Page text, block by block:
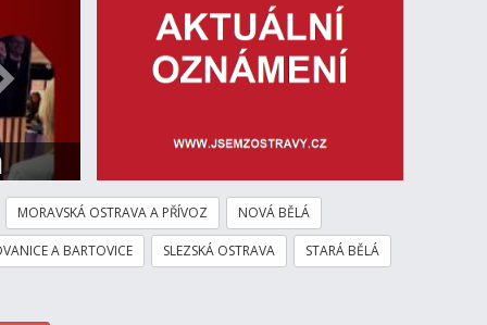
MORAVSKÁ OSTRAVA A PŘÍVOZ NOVÁ BĚLÁ
A BARTOVICE SLEZSKÁ OSTRAVA STARÁ BĚLÁ